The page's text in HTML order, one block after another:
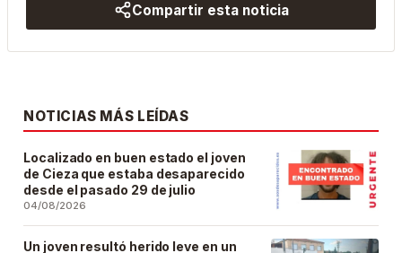
Compartir esta noticia
NOTICIAS MÁS LEÍDAS
Localizado en buen estado el joven
de Cieza que estaba desaparecido
desde el pasado 29 de julio
04/08/2026
Un joven resultó herido leve en un